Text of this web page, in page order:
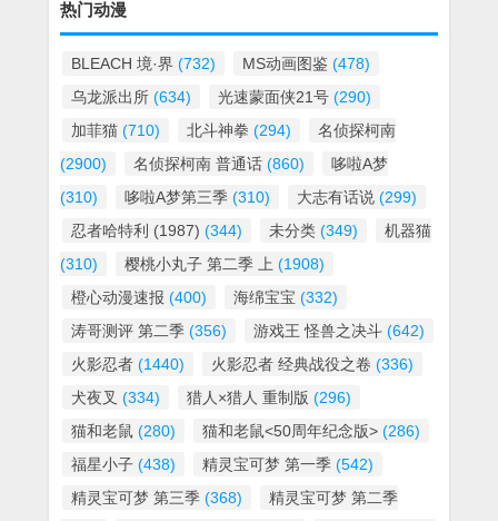
热门动漫
BLEACH 境·界 (732) MS动画图鉴 (478)
乌龙派出所 (634) 光速蒙面侠21号 (290)
加菲猫 (710) 北斗神拳 (294)
名侦探柯南
(2900)
名侦探柯南 普通话 (860)
哆啦A梦
(310)
哆啦A梦第三季 (310) 大志有话说 (299)
忍者哈特利 (1987) (344) 未分类 (349)
机器猫
(310)
樱桃小丸子 第二季 上 (1908)
橙心动漫速报 (400) 海绵宝宝 (332)
涛哥测评 第二季 (356) 游戏王 怪兽之决斗 (642)
火影忍者 (1440) 火影忍者 经典战役之卷 (336)
犬夜叉 (334) 猎人×猎人 重制版 (296)
猫和老鼠 (280) 猫和老鼠<50周年纪念版> (286)
福星小子 (438) 精灵宝可梦 第一季 (542)
精灵宝可梦 第三季 (368)
精灵宝可梦 第二季